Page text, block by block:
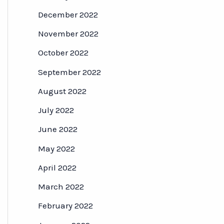
December 2022
November 2022
October 2022
September 2022
August 2022
July 2022
June 2022
May 2022
April 2022
March 2022
February 2022